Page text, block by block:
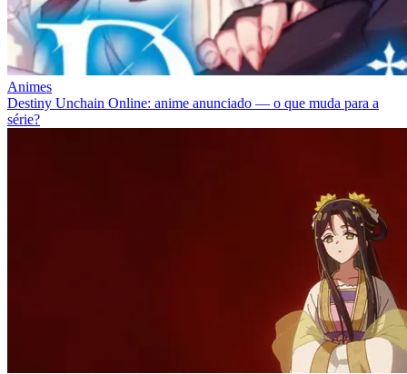
Animes
Destiny Unchain Online: anime anunciado — o que muda para a
série?